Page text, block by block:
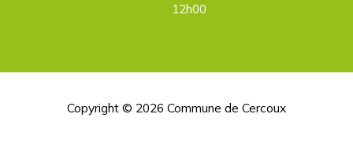
12h00
Copyright © 2026 Commune de Cercoux